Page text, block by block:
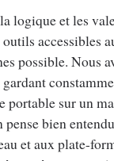
logique et les
accessibles
possible. Nous
portable sur un
pense bien
et aux plate-